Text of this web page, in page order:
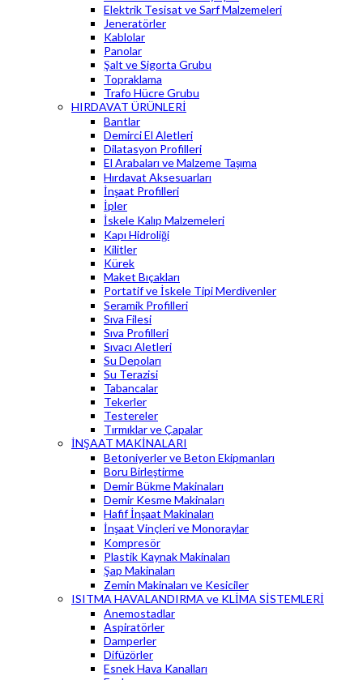
Elektrik Tesisat ve Sarf Malzemeleri
Jeneratörler
Kablolar
Panolar
Şalt ve Sigorta Grubu
Topraklama
Trafo Hücre Grubu
HIRDAVAT ÜRÜNLERİ
Bantlar
Demirci El Aletleri
Dilatasyon Profilleri
El Arabaları ve Malzeme Taşıma
Hırdavat Aksesuarları
İnşaat Profilleri
İpler
İskele Kalıp Malzemeleri
Kapı Hidroliği
Kilitler
Kürek
Maket Bıçakları
Portatif ve İskele Tipi Merdivenler
Seramik Profilleri
Sıva Filesi
Sıva Profilleri
Sıvacı Aletleri
Su Depoları
Su Terazisi
Tabancalar
Tekerler
Testereler
Tırmıklar ve Çapalar
İNŞAAT MAKİNALARI
Betoniyerler ve Beton Ekipmanları
Boru Birleştirme
Demir Bükme Makinaları
Demir Kesme Makinaları
Hafif İnşaat Makinaları
İnşaat Vinçleri ve Monoraylar
Kompresör
Plastik Kaynak Makinaları
Şap Makinaları
Zemin Makinaları ve Kesiciler
ISITMA HAVALANDIRMA ve KLİMA SİSTEMLERİ
Anemostadlar
Aspiratörler
Damperler
Difüzörler
Esnek Hava Kanalları